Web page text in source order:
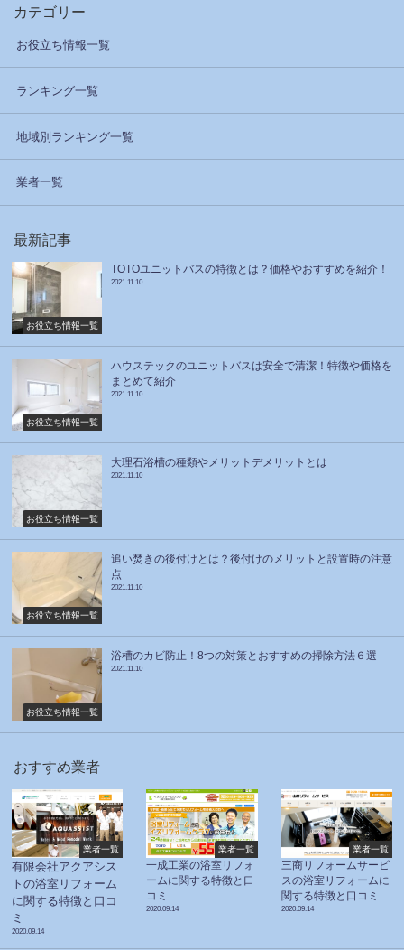
カテゴリー
お役立ち情報一覧
ランキング一覧
地域別ランキング一覧
業者一覧
最新記事
お役立ち情報一覧
TOTOユニットバスの特徴とは？価格やおすすめを紹介！
2021.11.10
お役立ち情報一覧
ハウステックのユニットバスは安全で清潔！特徴や価格を
まとめて紹介
2021.11.10
お役立ち情報一覧
大理石浴槽の種類やメリットデメリットとは
2021.11.10
お役立ち情報一覧
追い焚きの後付けとは？後付けのメリットと設置時の注意
点
2021.11.10
お役立ち情報一覧
浴槽のカビ防止！8つの対策とおすすめの掃除方法６選
2021.11.10
おすすめ業者
業者一覧
有限会社アクアシス
トの浴室リフォーム
に関する特徴と口コ
ミ
2020.09.14
業者一覧
一成工業の浴室リフォ
ームに関する特徴と口
コミ
2020.09.14
業者一覧
三商リフォームサービ
スの浴室リフォームに
関する特徴と口コミ
2020.09.14